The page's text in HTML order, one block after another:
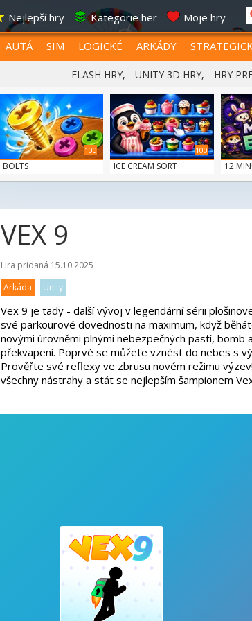
Nejlepší hry Kategorie her Moje hry
AUTÁ SIM LOGICKÉ ARKÁDY
FLASH HRY, UNITY 3D HRY, HRY
100
BOLTS
100
ICE CREAM SORT 12
VEX 9
Hra pridaná 15.10.2025
Arkáda
Unity
Vex 9 je tady - další vývoj v legendární sérii
své parkourové dovednosti na maximum, když
novými úrovněmi plnými nebezpečných pastí, bomb
překvapení. Poprvé se můžete vznést do nebes s
Prověřte své reflexy ve zbrusu novém režimu
všechny nástrahy a stát se nejlepším šampionem